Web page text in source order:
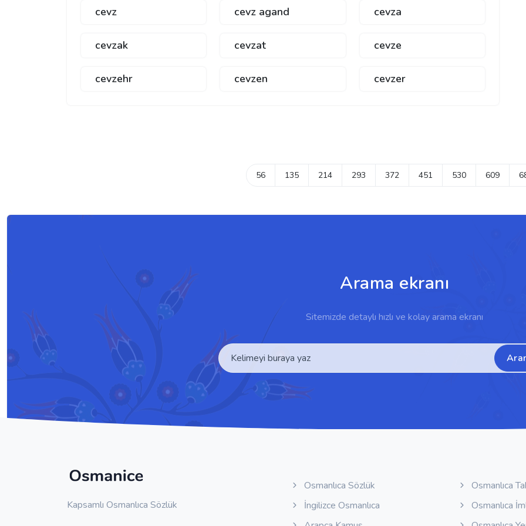
cevz cevz agand cevza
cevzak cevzat cevze
cevzehr cevzen cevzer
56 135 214 293 372 451 530 609
Arama ekranı
Sitemizde detaylı hızlı ve kolay arama ekranı
Kapsamlı Osmanlıca Sözlük
Osmanlıca Sözlük
İngilizce Osmanlıca
Osmanlıca
Osmanlıca